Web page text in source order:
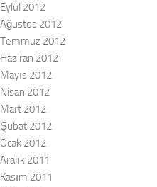
Eylül 2012
Ağustos 2012
Temmuz 2012
Haziran 2012
Mayıs 2012
Nisan 2012
Mart 2012
Şubat 2012
Ocak 2012
Aralık 2011
Kasım 2011